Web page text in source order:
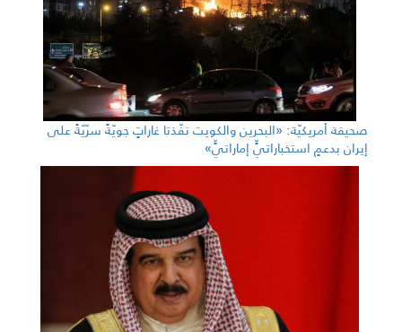
صحيفة أمريكيّة: «البحرين والكويت نفّذتا غاراتٍ جويّةً سرّيّةً على
إيران بدعمٍ استخباراتيٍّ إماراتيٍّ»